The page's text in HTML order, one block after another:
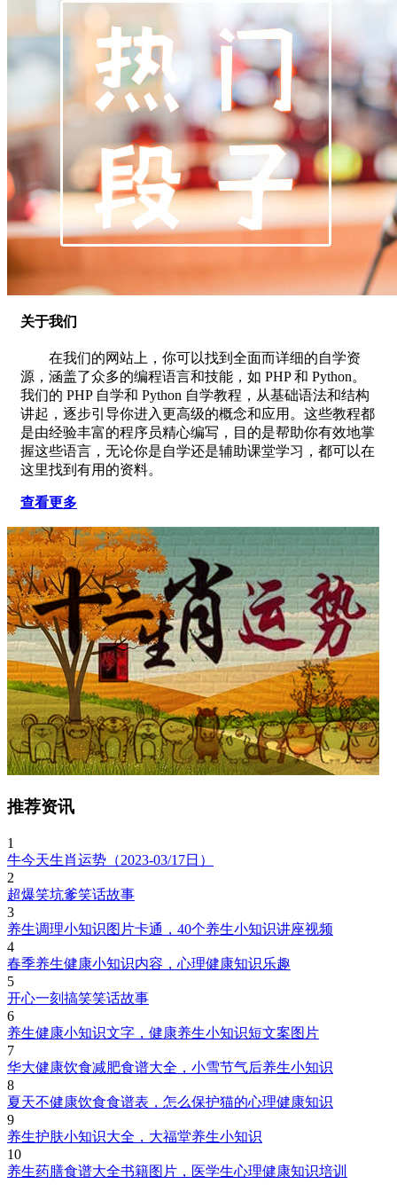
关于我们
在我们的网站上，你可以找到全面而详细的自学资
源，涵盖了众多的编程语言和技能，如 PHP 和 Python。
我们的 PHP 自学和 Python 自学教程，从基础语法和结构
讲起，逐步引导你进入更高级的概念和应用。这些教程都
是由经验丰富的程序员精心编写，目的是帮助你有效地掌
握这些语言，无论你是自学还是辅助课堂学习，都可以在
这里找到有用的资料。
查看更多
推荐资讯
1
牛今天生肖运势（2023-03/17日）
2
超爆笑坑爹笑话故事
3
养生调理小知识图片卡通，40个养生小知识讲座视频
4
春季养生健康小知识内容，心理健康知识乐趣
5
开心一刻搞笑笑话故事
6
养生健康小知识文字，健康养生小知识短文案图片
7
华大健康饮食减肥食谱大全，小雪节气后养生小知识
8
夏天不健康饮食食谱表，怎么保护猫的心理健康知识
9
养生护肤小知识大全，大福堂养生小知识
10
养生药膳食谱大全书籍图片，医学生心理健康知识培训